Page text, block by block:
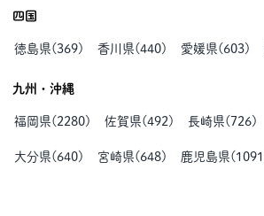
四国
徳島県(369) 香川県(440) 愛媛県( 603)
九州・沖縄
福岡県( 2280) 佐賀県(492 ) 長崎県( 726)
大分県( 640) 宮崎県( 648) 鹿児島県( 1091